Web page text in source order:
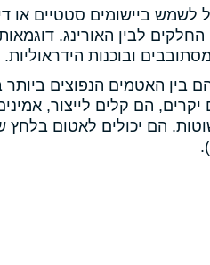
לשמש ביישומים סטטיים או
החלקים לבין האורינג.
ובוכנות הידראוליות.
בין האטמים הנפוצים ביותר
הם קלים לייצור,
הם יכולים לאטום